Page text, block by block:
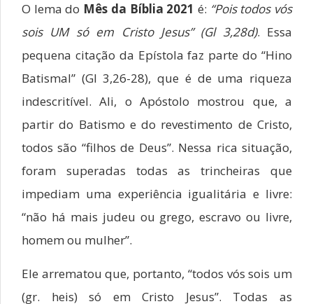
O lema do Mês da Bíblia 2021 é: “Pois todos vós
sois UM só em Cristo Jesus” (Gl 3,28d). Essa
pequena citação da Epístola faz parte do “Hino
Batismal” (Gl 3,26-28), que é de uma riqueza
indescritível. Ali, o Apóstolo mostrou que, a
partir do Batismo e do revestimento de Cristo,
todos são “filhos de Deus”. Nessa rica situação,
foram superadas todas as trincheiras que
impediam uma experiência igualitária e livre:
“não há mais judeu ou grego, escravo ou livre,
homem ou mulher”.
Ele arrematou que, portanto, “todos vós sois um
(gr. heis) só em Cristo Jesus”. Todas as